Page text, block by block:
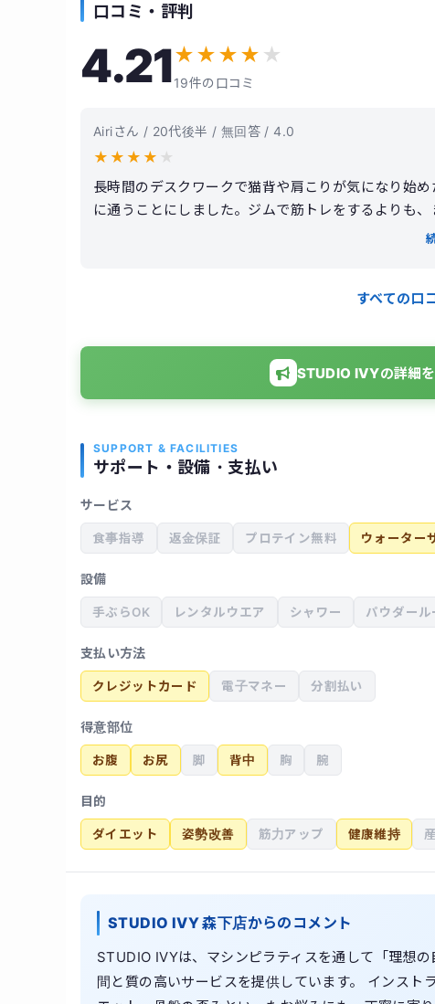
口コミ・評判
4.21★★★★ ★
19件の口コミ
Airiさん / 20代後半 / 無回答 / 4.0
★ ★ ★ ★ ★
長時間のデスクワークで猫背や肩こりが気になり始
に通うことにしました。ジムで筋トレをするよりも、ま
ではマシンピラティスを中心に行い、自分では気づ
り、姿勢が良くなったと周囲から言われるようにな
すべての口
STUDIO IVYの詳細
SUPPORT & FACILITIES
サポート・設備・支払い
サービス
食事指導 返金保証 プロテイン無料 ウォーター
設備
手ぶらOK レンタルウエア シャワー パウダール
支払い方法
クレジットカード 電子マネー 分割払い
得意部位
お腹 お尻 脚 背中 胸 腕
目的
ダイエット 姿勢改善 筋力アップ 健康維持
STUDIO IVY 森下店からのコメント
STUDIO IVYは、マシンピラティスを通して「理想
間と質の高いサービスを提供しています。 インスト